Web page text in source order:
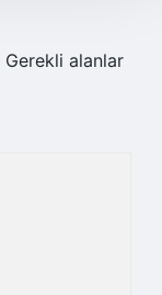
Gerekli alanlar